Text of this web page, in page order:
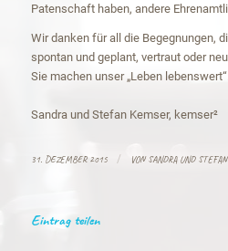
Patenschaft haben, andere
Wir danken für all die Begegnungen,
spontan und geplant, vertraut oder
Sie machen unser „Leben lebenswert“.
Sandra und Stefan Kemser, kemser²
31. DEZEMBER 2015 / VONSANDRA UND
Eintrag teilen